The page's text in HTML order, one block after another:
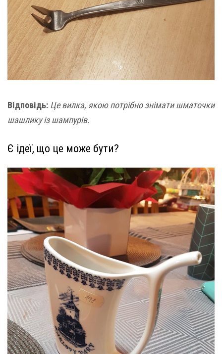
Відповідь: Це вилка, якою потрібно знімати шматочки
шашлику із шампурів.
Є ідеї, що це може бути?